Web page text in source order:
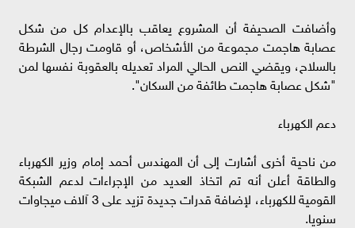
وأضافت الصحيفة أن المشروع يعاقب بالإعدام كل من شكل
عصابة هاجمت مجموعة من الأشخاص، أو قاومت رجال الشرطة
بالسلاح، ويقضي النص الحالي المراد تعديله بالعقوبة نفسها لمن
"شكل عصابة هاجمت طائفة من السكان".
دعم الكهرباء
من ناحية أخرى أشارت إلى أن المهندس أحمد إمام وزير الكهرباء
والطاقة أعلن أنه تم اتخاذ العديد من الإجراءات لدعم الشبكة
القومية للكهرباء، لإضافة قدرات جديدة تزيد على 3 آلاف ميجاوات
سنويا.